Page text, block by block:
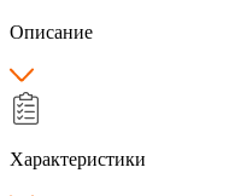
Описание
Характеристики